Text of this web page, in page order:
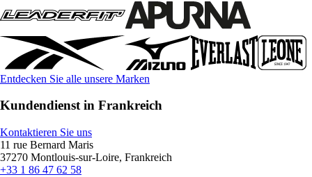
Entdecken Sie alle unsere Marken
Kundendienst in Frankreich
Kontaktieren Sie uns
11 rue Bernard Maris
37270 Montlouis-sur-Loire, Frankreich
+33 1 86 47 62 58